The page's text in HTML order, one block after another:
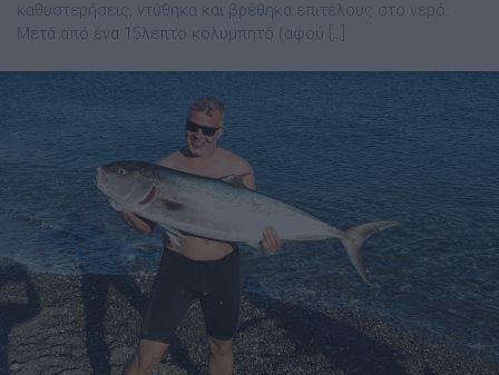
καθυστερήσεις, ντύθηκα και βρέθηκα επιτέλους στο νερό.
Μετά από ένα 15λεπτο κολυμπητό (αφού […]